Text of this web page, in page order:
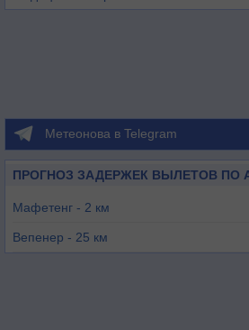
Метеонова в Telegram
ПРОГНОЗ ЗАДЕРЖЕК ВЫЛЕТОВ ПО
Мафетенг - 2 км
Вепенер - 25 км